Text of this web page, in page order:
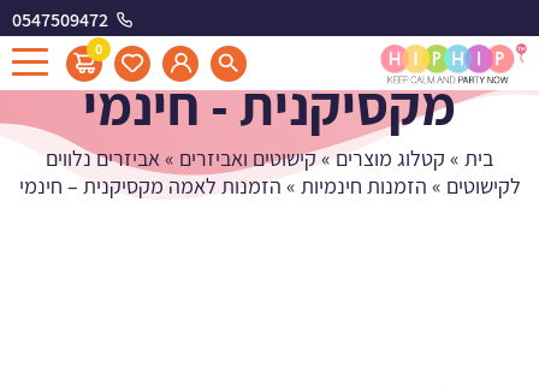
0547509472
0 הזמנות לאמה
מקסיקנית - חינמי
בית » קטלוג מוצרים »קישוטים ואביזרים »אביזרים נלווים
לקישוטים » הזמנות חינמיות » הזמנות לאמה מקסיקנית – חינמי